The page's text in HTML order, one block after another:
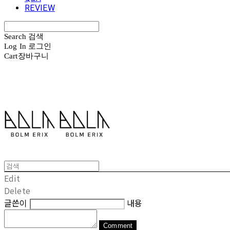
REVIEW
Search 검색
Log In 로그인
Cart장바구니
Edit
Delete
글쓴이
내용
Comment